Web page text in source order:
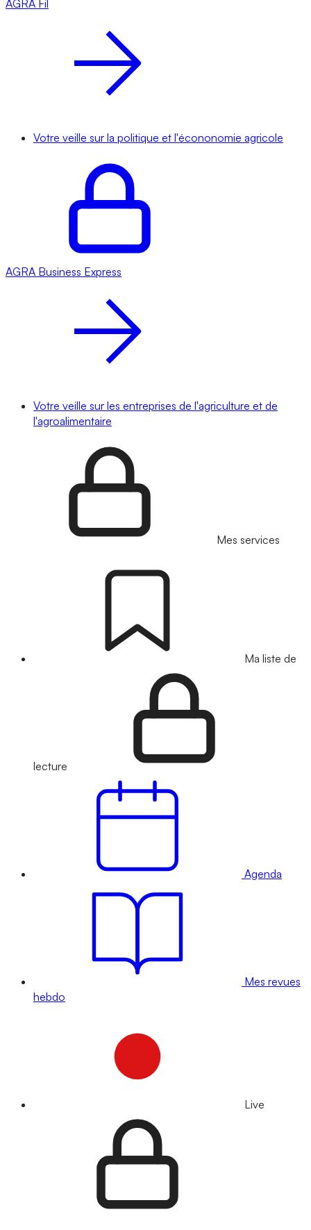
AGRA Fil
Votre veille sur la politique et l'écononomie agricole
AGRA Business Express
Votre veille sur les entreprises de l'agriculture et de
l'agroalimentaire
Mes services
Ma liste de
lecture
Agenda
Mes revues
hebdo
Live